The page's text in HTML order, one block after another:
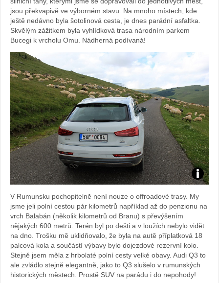
jsou překvapivě ve výborném stavu. Na mnoho místech, kde
ještě nedávno byla šotolinová cesta, je dnes parádní asfaltka.
Skvělým zážitkem byla vyhlídková trasa národním parkem
Bucegi k vrcholu Omu. Nádherná podívaná!
Foto:
Sabina
Kvášová
V Rumunsku pochopitelně není nouze o offroadové trasy. My
jsme jeli polní cestou pár kilometrů například až do penzionu na
vrch Balabán (několik kilometrů od Branu) s převýšením
nějakých 600 metrů. Terén byl po dešti a v loužích nebylo vidět
na dno. Trošku mě uklidňovalo, že byla na autě příplatková 18
palcová kola a součástí výbavy bylo dojezdové rezervní kolo.
Stejně jsem měla z hrbolaté polní cesty velké obavy. Audi Q3 to
ale zvládlo stejně elegantně, jako to Q3 slušelo v rumunských
historických městech. Prostě SUV na parádu i do nepohody!